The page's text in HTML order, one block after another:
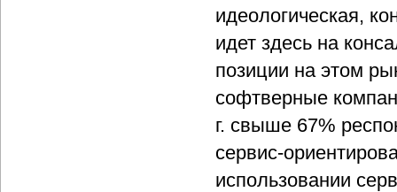
идеологическая,
идет здесь на
позиции на этом
софтверные
г. свыше 67%
сервис-
использовании